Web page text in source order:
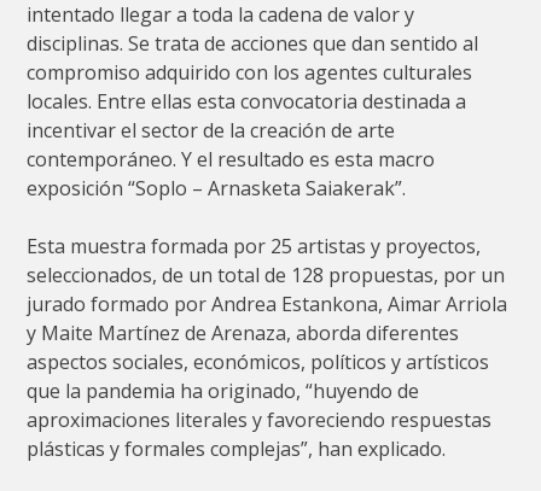
intentado llegar a toda la cadena de valor y
disciplinas. Se trata de acciones que dan sentido al
compromiso adquirido con los agentes culturales
locales. Entre ellas esta convocatoria destinada a
incentivar el sector de la creación de arte
contemporáneo. Y el resultado es esta macro
exposición “Soplo – Arnasketa Saiakerak”.
Esta muestra formada por 25 artistas y proyectos,
seleccionados, de un total de 128 propuestas, por un
jurado formado por Andrea Estankona, Aimar Arriola
y Maite Martínez de Arenaza, aborda diferentes
aspectos sociales, económicos, políticos y artísticos
que la pandemia ha originado, “huyendo de
aproximaciones literales y favoreciendo respuestas
plásticas y formales complejas”, han explicado.